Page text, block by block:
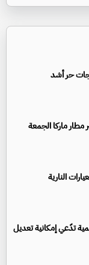
حر أشد
ماركا الجمعة
النارية
تدّعي إمكانية تعديل